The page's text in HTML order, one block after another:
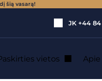
šią vasarą!
JK +44
vietos